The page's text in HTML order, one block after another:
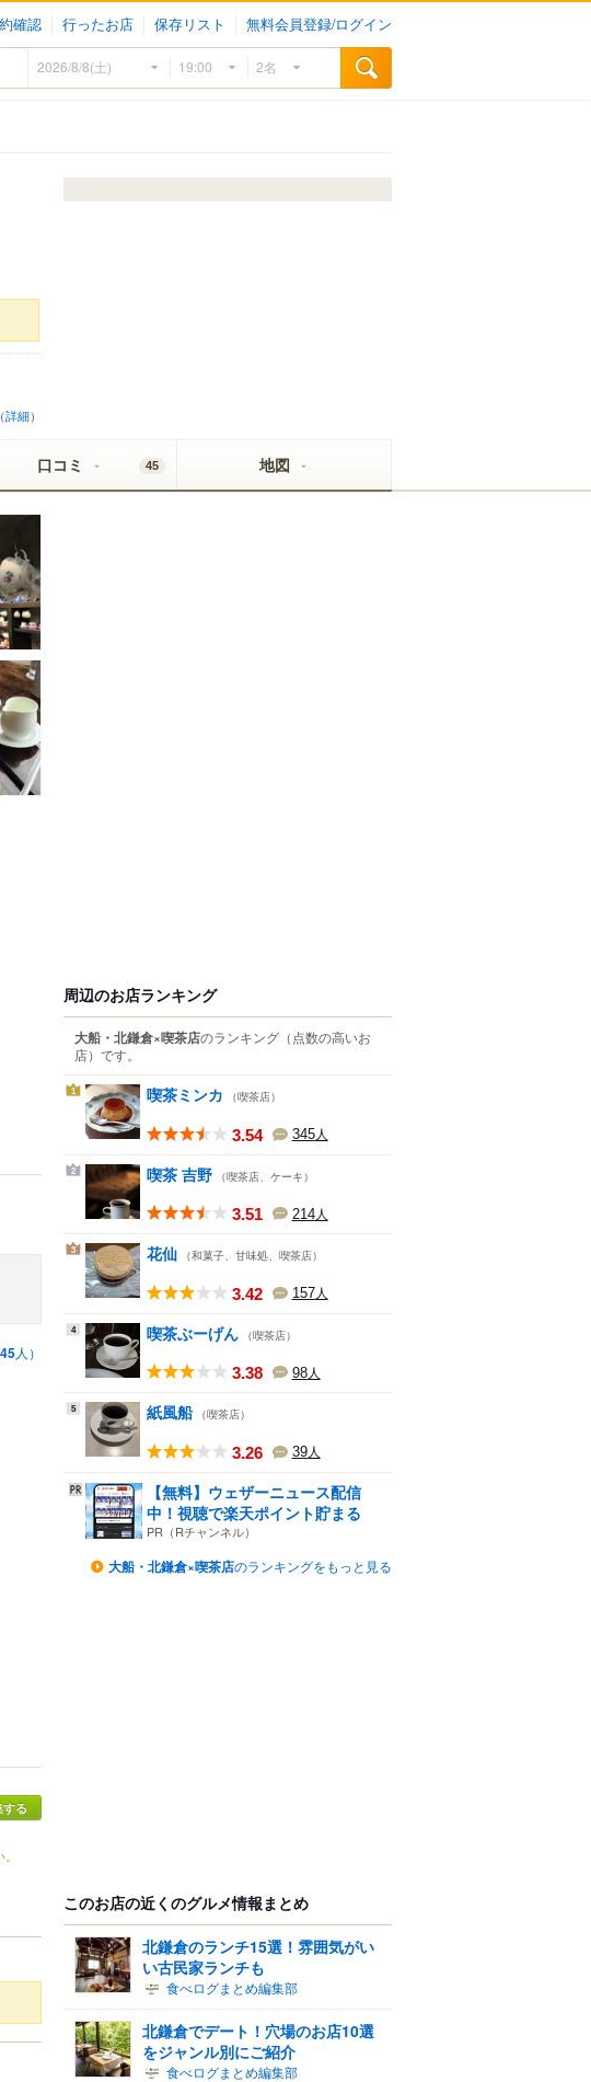
確認 行ったお店 保存リスト 無料会員登録/ログイン
細）
口コミ 45 地図
45人）
る
周辺のお店ランキング
大船・北鎌倉×喫茶店のランキング （点数の高いお
店） です。
1 喫茶ミンカ （喫茶店）
3.54 345人
2 喫茶 吉野 （喫茶店、ケーキ）
3.51 214人
3 花仙 （和菓子、甘味処、喫茶店）
3.42 157人
4 喫茶ぶーげん （喫茶店）
3.38 98人
5 紙風船 （喫茶店）
3.26 39人
【無料】ウェザーニュース配信
中！視聴で楽天ポイント貯まる
PR（Rチャンネル）
大船・北鎌倉×喫茶店のランキングをもっと見る
このお店の近くのグルメ情報まとめ
北鎌倉のランチ15選！雰囲気がい
い古民家ランチも
食べログまとめ編集部
北鎌倉でデート！穴場のお店10選
をジャンル別にご紹介
食べログまとめ編集部